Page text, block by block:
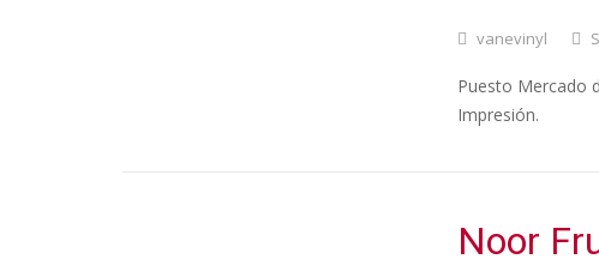
vanevinyl
Puesto Mercado
Impresión.
Noor